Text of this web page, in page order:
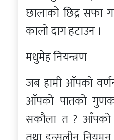
छालाको छिद्र सफा
कालो दाग हटाउन ।
मधुमेह नियन्त्रण
जब हामी आँपको
आँपको पातको
सकौला त ? आँपको